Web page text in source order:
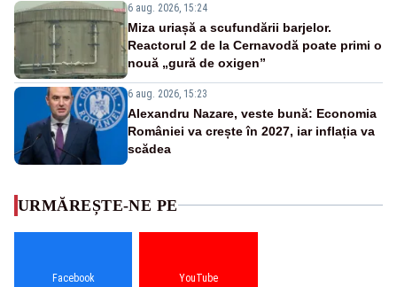
6 aug. 2026, 15:24
Miza uriașă a scufundării barjelor.
Reactorul 2 de la Cernavodă poate primi o
nouă „gură de oxigen”
6 aug. 2026, 15:23
Alexandru Nazare, veste bună: Economia
României va crește în 2027, iar inflația va
scădea
URMĂREȘTE-NE PE
Facebook YouTube